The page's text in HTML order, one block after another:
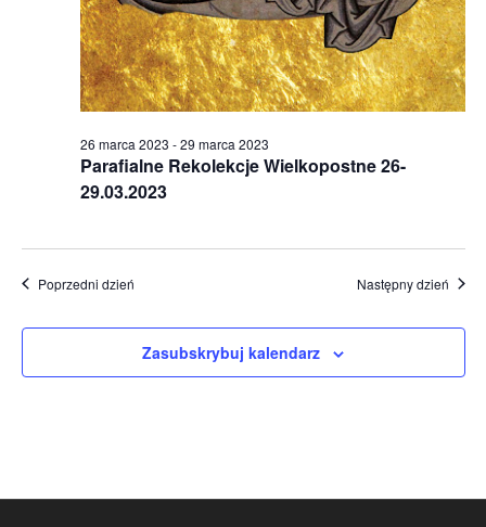
Parafialne Rekolekcje Wielkopostne 26-
29.03.2023
26 marca 2023 -29 marca 2023
Poprzedni dzień Następny dzień
Zasubskrybuj kalendarz